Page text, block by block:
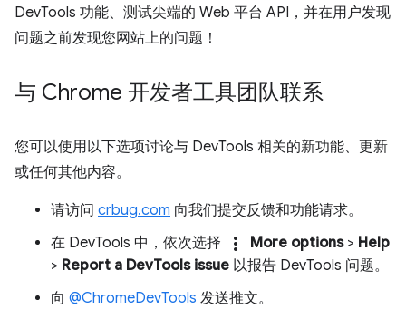
DevTools 功能、测试尖端的 Web 平台 API，并在用户发现
问题之前发现您网站上的问题！
与 Chrome 开发者工具团队联系
您可以使用以下选项讨论与 DevTools 相关的新功能、更新
或任何其他内容。
请访问 crbug.com 向我们提交反馈和功能请求。
在 DevTools 中，依次选择
more_vert More options> Help
> Report a DevTools issue 以报告 DevTools 问题。
向 @ChromeDevTools 发送推文。